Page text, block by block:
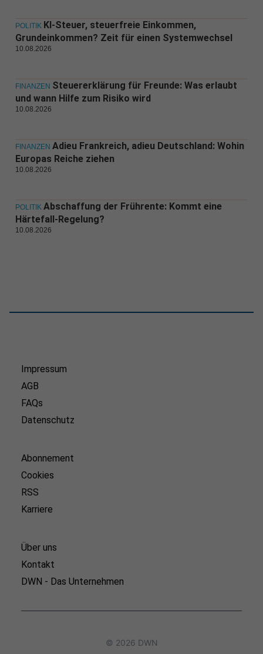
POLITIK KI-Steuer, steuerfreie Einkommen,
Grundeinkommen? Zeit für einen Systemwechsel
10.08.2026
FINANZEN Steuererklärung für Freunde: Was erlaubt
und wann Hilfe zum Risiko wird
10.08.2026
FINANZEN Adieu Frankreich, adieu Deutschland: Wohin
Europas Reiche ziehen
10.08.2026
POLITIK Abschaffung der Frührente: Kommt eine
Härtefall-Regelung?
10.08.2026
Impressum
AGB
FAQs
Datenschutz
Abonnement
Cookies
RSS
Karriere
Über uns
Kontakt
DWN - Das Unternehmen
© 2026 DWN